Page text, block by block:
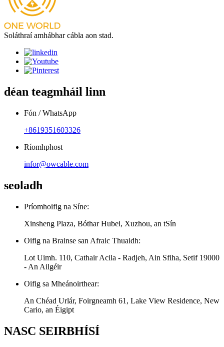
Soláthraí amhábhar cábla aon stad.
déan teagmháil linn
Fón / WhatsApp
+8619351603326
Ríomhphost
infor@owcable.com
seoladh
Príomhoifig na Síne:
Xinsheng Plaza, Bóthar Hubei, Xuzhou, an tSín
Oifig na Brainse san Afraic Thuaidh:
Lot Uimh. 110, Cathair Acila - Radjeh, Ain Sfiha, Setif 19000
- An Ailgéir
Oifig sa Mheánoirthear:
An Chéad Urlár, Foirgneamh 61, Lake View Residence, New
Cario, an Éigipt
NASC SEIRBHÍSÍ